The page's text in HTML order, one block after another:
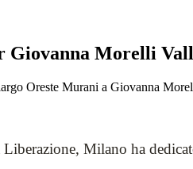
Giovanna Morelli
Oreste Murani a Giovanna
Milano ha